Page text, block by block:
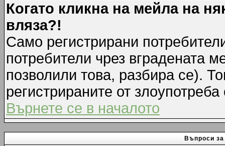
Когато кликна на мейла на
вляза?!
Само регистрирани
потребители чрез вградената
позволили това, разбира се).
регистрираните от
Върнете се в началото
Въпроси